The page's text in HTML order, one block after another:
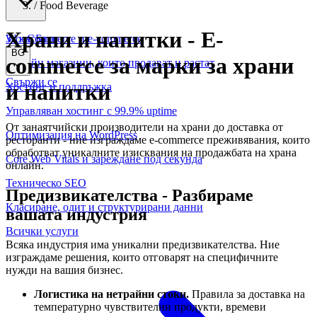
WooCommerce и е-commerce
Онлайн магазини, които продават и растат
Хостинг и поддръжка
Управляван хостинг с 99.9% uptime
Оптимизация на WordPress
Core Web Vitals и зареждане под секунда
Техническо SEO
Класиране, одит и структурирани данни
Всички услуги
За насБлог
BG
Свържи се
/ Food Beverage
Храни и напитки - E-
commerce за марки за храни
и напитки
От занаятчийски производители на храни до доставка от
ресторанти - ние изграждаме e-commerce преживявания, които
обработват уникалните изисквания на продажбата на храна
онлайн.
Предизвикателства - Разбираме
вашата индустрия
Всяка индустрия има уникални предизвикателства. Ние
изграждаме решения, които отговарят на специфичните
нужди на вашия бизнес.
Логистика на нетрайни стоки. Правила за доставка на
температурно чувствителни продукти, времеви